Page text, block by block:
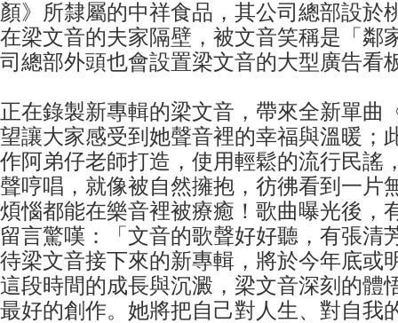
顏》所隸屬的中祥食品，其公司總部設於
在梁文音的夫家隔壁，被文音笑稱是「鄰
司總部外頭也會設置梁文音的大型廣告看
正在錄製新專輯的梁文音，帶來全新單曲
望讓大家感受到她聲音裡的幸福與溫暖；
作阿弟仔老師打造，使用輕鬆的流行民謠
聲哼唱，就像被自然擁抱，彷彿看到一片
煩惱都能在樂音裡被療癒！歌曲曝光後，
留言驚嘆：「文音的歌聲好好聽，有張清
待梁文音接下來的新專輯，將於今年底或
這段時間的成長與沉澱，梁文音深刻的體
最好的創作。她將把自己對人生、對自我